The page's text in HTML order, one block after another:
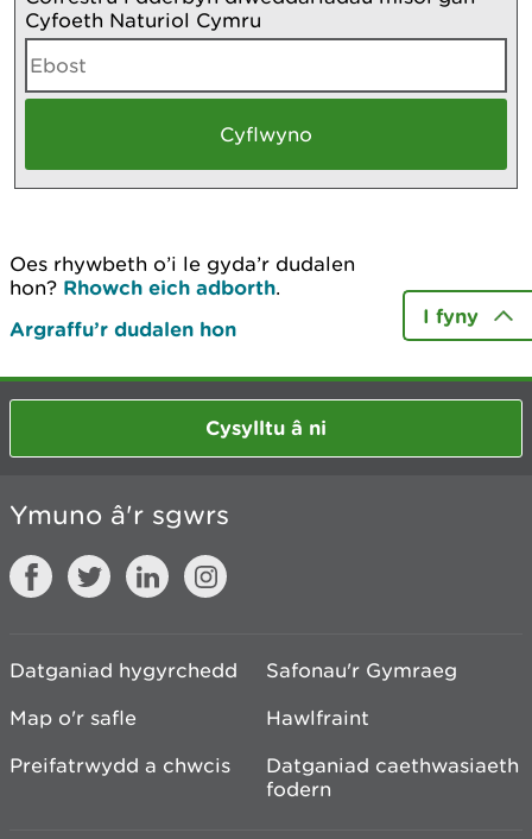
Cyfoeth Naturiol Cymru
Oes rhywbeth o’i le gyda’r dudalen
hon? Rhowch eich adborth.
Argraffu’r dudalen hon
I fyny
Cysylltu â ni
Ymuno â'r sgwrs
Datganiad hygyrchedd
Safonau'r Gymraeg
Map o'r safle
Hawlfraint
Preifatrwydd a chwcis
Datganiad caethwasiaeth
fodern